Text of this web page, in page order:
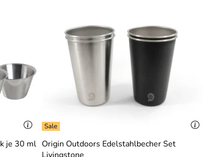
je 30 ml Origin Outdoors Edelstahlbecher Set